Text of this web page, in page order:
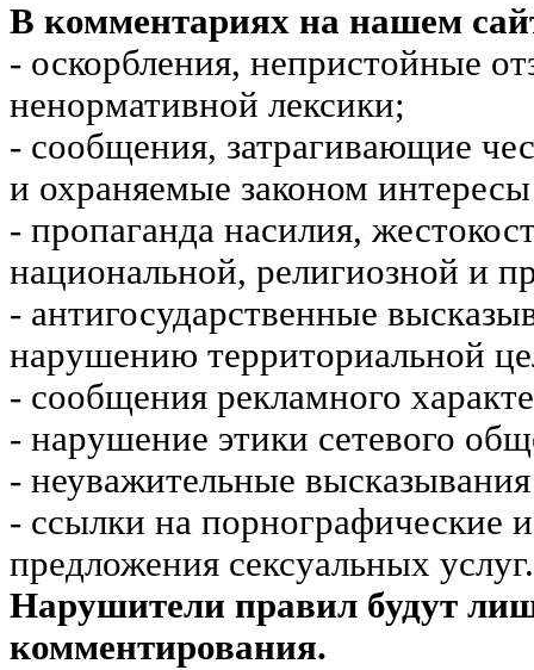
В комментариях на нашем
- оскорбления, непристойные
ненормативной лексики;
- сообщения, затрагивающие
и охраняемые законом
- пропаганда насилия,
национальной, религиозной и
- антигосударственные
нарушению территориальной
- сообщения рекламного
- нарушение этики сетевого
- неуважительные
- ссылки на порнографические
предложения сексуальных услуг.
Нарушители правил будут
комментирования.